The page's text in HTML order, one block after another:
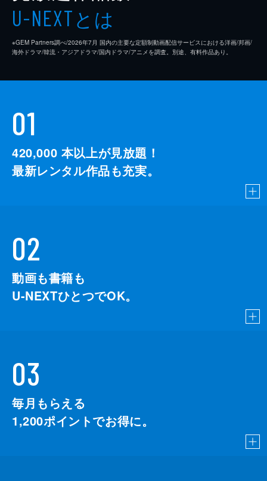
U-NEXTとは
※GEM Partners調べ/2026年7⽉ 国内の主要な定額制動画配信サービスにおける洋画/邦画/
海外ドラマ/韓流・アジアドラマ/国内ドラマ/アニメを調査。別途、有料作品あり。
01
420,000 本以上が見放題！
最新レンタル作品も充実。
02
動画も書籍も
U-NEXTひとつでOK。
03
毎月もらえる
1,200ポイントでお得に。